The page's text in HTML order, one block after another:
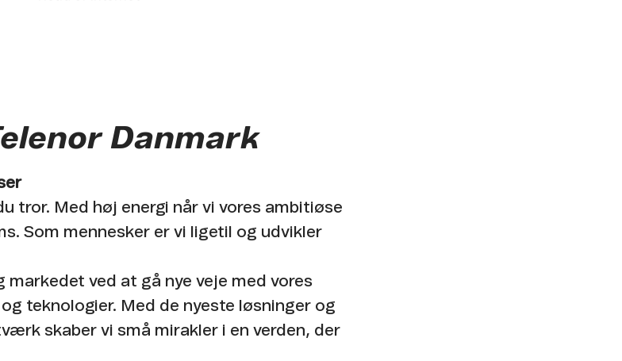
Danmark
tror. Med høj energi når vi vores ambitiøse
Som mennesker er vi ligetil og udvikler
markedet ved at gå nye veje med vores
teknologier. Med de nyeste løsninger og
skaber vi små mirakler i en verden, der